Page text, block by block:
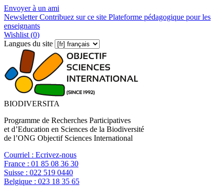
Envoyer à un ami
NewsletterContribuez sur ce site Plateforme pédagogique pour les
enseignants
Wishlist (0)
Langues du site
BIODIVERSITA
Programme de Recherches Participatives
et d’Education en Sciences de la Biodiversité
de l’ONG Objectif Sciences International
Courriel : Ecrivez-nous
France : 01 85 08 36 30
Suisse : 022 519 0440
Belgique : 023 18 35 65